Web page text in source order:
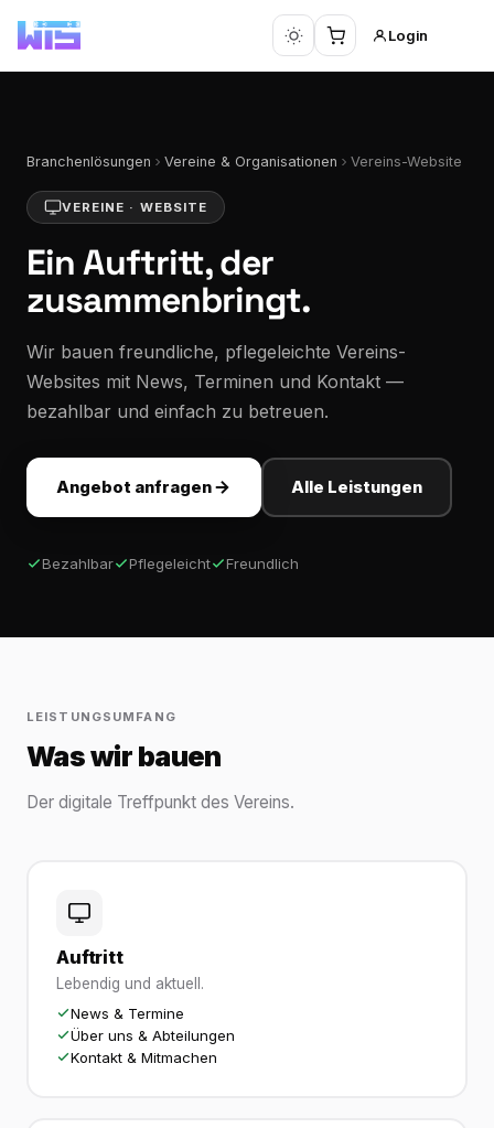
Login
Branchenlösungen Vereine & Organisationen Vereins-Website
VEREINE · WEBSITE
Ein Auftritt, der
zusammenbringt.
Wir bauen freundliche, pflegeleichte Vereins-
Websites mit News, Terminen und Kontakt —
bezahlbar und einfach zu betreuen.
Angebot anfragen Alle Leistungen
Bezahlbar Pflegeleicht Freundlich
LEISTUNGSUMFANG
Was wir bauen
Der digitale Treffpunkt des Vereins.
Auftritt
Lebendig und aktuell.
News & Termine
Über uns & Abteilungen
Kontakt & Mitmachen